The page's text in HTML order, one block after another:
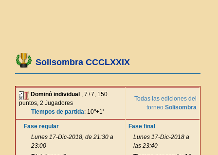
Solisombra CCCLXXIX
Dominó individual , 7+7, 150
puntos, 2 Jugadores
Tiempos de partida: 10"+1'
Todas las ediciones del
torneo Solisombra
Fase regular
Lunes 17-Dic-2018, de 21:30 a
23:00
Fase final
Lunes 17-Dic-2018 a
las 23:40